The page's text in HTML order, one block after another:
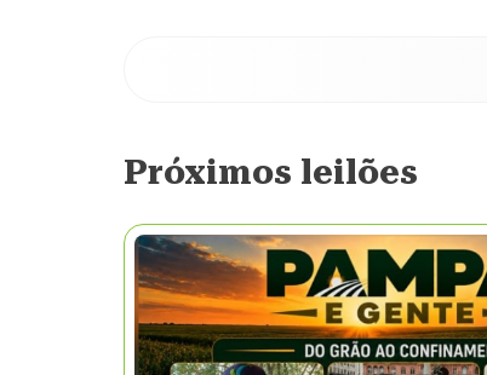
Próximos leilões